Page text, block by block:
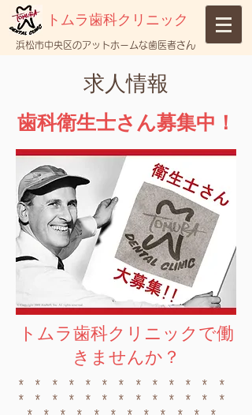
トムラ歯科クリニック
浜松市中央区のアットホームな歯医者さん
求人情報
歯科衛生士さん募集中！
トムラ歯科クリニックで働
きませんか？
*************
*************